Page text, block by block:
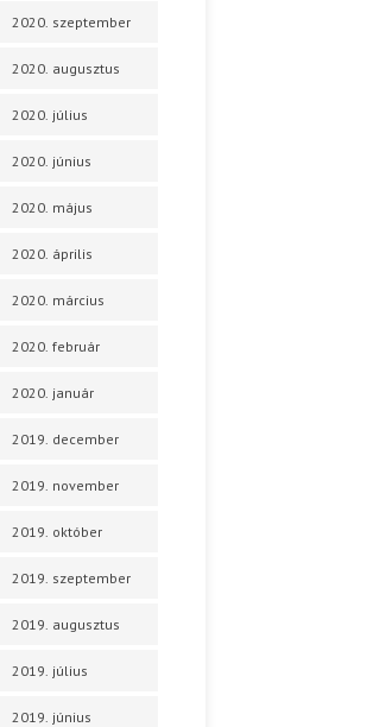
2020. szeptember
2020. augusztus
2020. július
2020. június
2020. május
2020. április
2020. március
2020. február
2020. január
2019. december
2019. november
2019. október
2019. szeptember
2019. augusztus
2019. július
2019. június